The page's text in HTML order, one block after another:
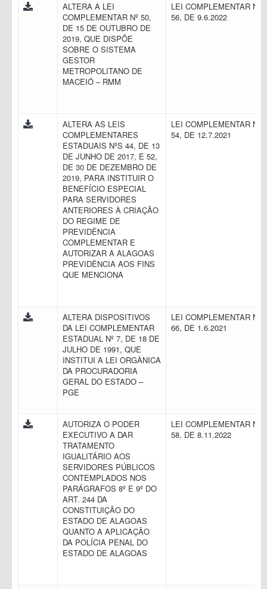
ALTERA A LEI
COMPLEMENTAR Nº 50,
DE 15 DE OUTUBRO DE
2019, QUE DISPÕE
SOBRE O SISTEMA
GESTOR
METROPOLITANO DE
MACEIÓ – RMM
LEI COMPLEMENTAR N.
56, DE 9.6.2022
ALTERA AS LEIS
COMPLEMENTARES
ESTADUAIS NºS 44, DE 13
DE JUNHO DE 2017, E 52,
DE 30 DE DEZEMBRO DE
2019, PARA INSTITUIR O
BENEFÍCIO ESPECIAL
PARA SERVIDORES
ANTERIORES À CRIAÇÃO
DO REGIME DE
PREVIDÊNCIA
COMPLEMENTAR E
AUTORIZAR A ALAGOAS
PREVIDÊNCIA AOS FINS
QUE MENCIONA
LEI COMPLEMENTAR N.
54, DE 12.7.2021
ALTERA DISPOSITIVOS
DA LEI COMPLEMENTAR
ESTADUAL Nº 7, DE 18 DE
JULHO DE 1991, QUE
INSTITUI A LEI ORGÂNICA
DA PROCURADORIA
GERAL DO ESTADO –
PGE
LEI COMPLEMENTAR N.
66, DE 1.6.2021
AUTORIZA O PODER
EXECUTIVO A DAR
TRATAMENTO
IGUALITÁRIO AOS
SERVIDORES PÚBLICOS
CONTEMPLADOS NOS
PARÁGRAFOS 8º E 9º DO
ART. 244 DA
CONSTITUIÇÃO DO
ESTADO DE ALAGOAS
QUANTO A APLICAÇÃO
DA POLÍCIA PENAL DO
ESTADO DE ALAGOAS
LEI COMPLEMENTAR N.
58, DE 8.11.2022